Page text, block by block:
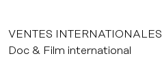
VENTES INTERNATIONALES
Doc & Film international